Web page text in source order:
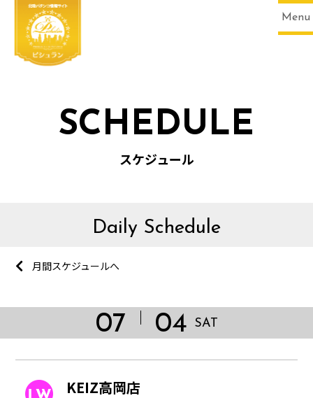
Menu
SCHEDULE
スケジュール
Daily Schedule
月間スケジュールへ
07 04 SAT
KEIZ高岡店